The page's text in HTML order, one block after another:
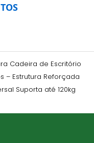
Cadeira de Escritório
– Estrutura Reforçada
Suporta até 120kg